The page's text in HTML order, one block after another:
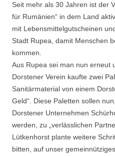
Seit mehr als 30 Jahren ist der
für Rumänien“ in dem Land
mit Lebensmittelgutscheinen
Stadt Rupea, damit Menschen
kommen.
Aus Rupea sei man nun erneut
Dorstener Verein kaufte zwei
Sanitärmaterial von einem
Geld“. Diese Paletten sollen
Dorstener Unternehmen
werden, zu „verlässlichen
Lütkenhorst plante weitere
bitten, auf unser